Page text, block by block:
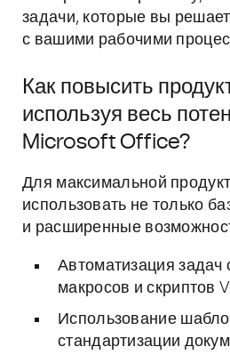
задачи, которые вы
с вашими рабочими
Как повысить
используя весь
Microsoft Office?
Для максимальной
использовать не только
и расширенные
Автоматизация
макросов и скриптов
Использование
стандартизации